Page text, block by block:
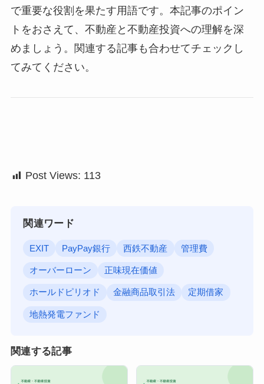
で重要な役割を果たす用語です。本記事のポイン
トをおさえて、不動産と不動産投資への理解を深
めましょう。関連する記事も合わせてチェックし
てみてください。
Post Views: 113
関連ワード
EXIT PayPay銀行 西鉄不動産 管理費
オーバーローン 正味現在価値
ホールドピリオド 金融商品取引法 定期借家
地熱発電ファンド
関連する記事